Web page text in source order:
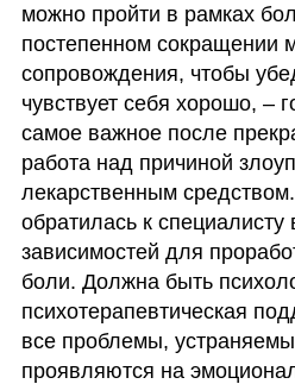
можно пройти в рамках
постепенном сокращении
сопровождения, чтобы
чувствует себя хорошо, –
самое важное после
работа над причиной
лекарственным
обратилась к специалисту
зависимостей для
боли. Должна быть
психотерапевтическая
все проблемы,
проявляются на